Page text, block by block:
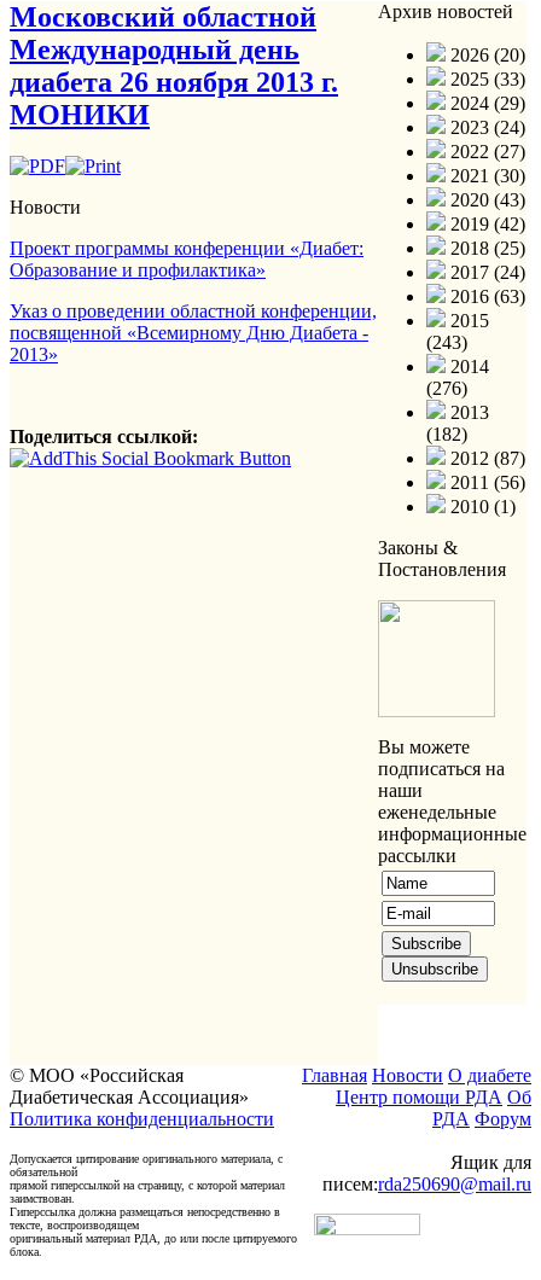
Московский областной
Международный день
диабета 26 ноября 2013 г.
МОНИКИ
Новости
Проект программы конференции «Диабет:
Образование и профилактика»
Указ о проведении областной конференции,
посвященной «Всемирному Дню Диабета -
2013»
Поделиться ссылкой:
Архив новостей
2026 (20)
2025 (33)
2024 (29)
2023 (24)
2022 (27)
2021 (30)
2020 (43)
2019 (42)
2018 (25)
2017 (24)
2016 (63)
2015
(243)
2014
(276)
2013
(182)
2012 (87)
2011 (56)
2010 (1)
Законы &
Постановления
Вы можете
подписаться на
наши
еженедельные
информационные
рассылки
© МОО «Российская
Диабетическая Ассоциация»
Политика конфиденциальности
Допускается цитирование оригинального материала, с
обязательной
прямой гиперссылкой на страницу, с которой материал
заимствован.
Гиперссылка должна размещаться непосредственно в
тексте, воспроизводящем
оригинальный материал РДА, до или после цитируемого
блока.
Главная Новости О диабете
Центр помощи РДА Об
РДА Форум
Ящик для
писем:rda250690@mail.ru